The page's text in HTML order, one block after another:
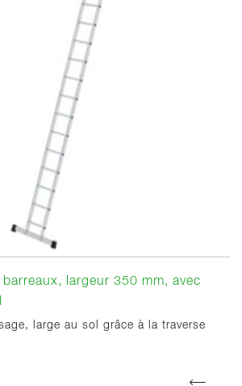
barreaux, largeur 350 mm, avec
large au sol grâce à la traverse